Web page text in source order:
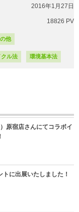
2016年1月27日
18826 PV
他
ル法 環境基本法
原宿店さんにてコラボイ
に出展いたしました！